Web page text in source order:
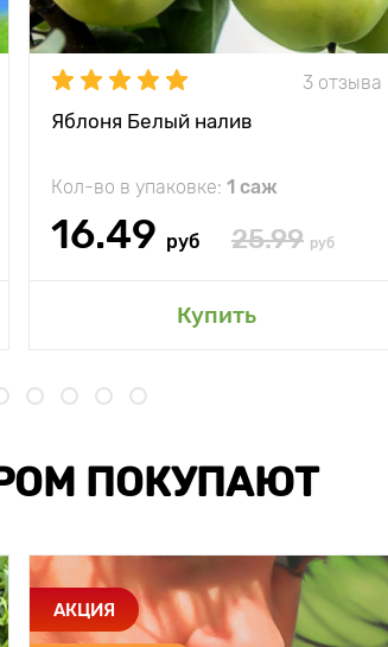
3 отзыва
Яблоня Белый налив
Кол-во в упаковке: 1 саж
16.49 руб 25.99 руб
Купить
ПОКУПАЮТ
АКЦИЯ